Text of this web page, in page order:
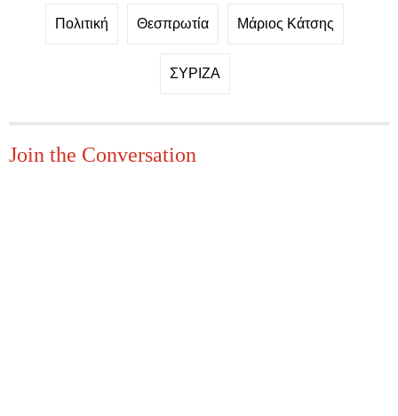
Πολιτική Θεσπρωτία Μάριος Κάτσης
ΣΥΡΙΖΑ
Join the Conversation